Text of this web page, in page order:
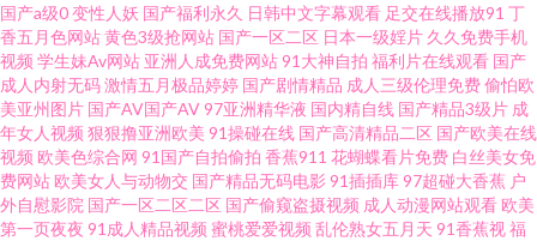
熟女成人 久久伊人热 国模吧20p 影音先锋Av资源点 国产精品私拍 久久五区
黄色a片男人天堂 激情小说亚洲性图 色老六综合 97资源总站 精品国自产无码
视频 91黄色视频大全 91夫妻成人 91av综合 老湿机69副利区 91社免费 久草
成人免费电影网 91国产精品熟女在线 久热国产久9 男人的天堂网V 97AV色导
国产a级0变性人妖 国产福利永久 日韩中文字幕观看 足交在线播放91 丁
香五月色网站黄色3级抢网站 国产一区二区 日本一级婬片 久久免费手机
视频 学生妹Av网站 亚洲人成免费网站91大神自拍 福利片在线观看 国产
成人内射无码激情五月极品婷婷 国产剧情精品 成人三级伦理免费偷怕欧
美亚州图片 国产AV国产AV97亚洲精华液 国内精自线 国产精品3级片 成
年女人视频 狠狠撸亚洲欧美 91操碰在线 国产高清精品二区 国产欧美在线
视频 欧美色综合网 91国产自拍偷拍 香蕉911 花蝴蝶看片免费 白丝美女免
费网站 欧美女人与动物交 国产精品无码电影 91插插库97超碰大香蕉 户
外自慰影院 国产一区二区二区 国产偷窥盗摄视频 成人动漫网站观看 欧美
第一页夜夜 91成人精品视频 蜜桃爱爱视频 乱伦熟女五月天 91香蕉视福